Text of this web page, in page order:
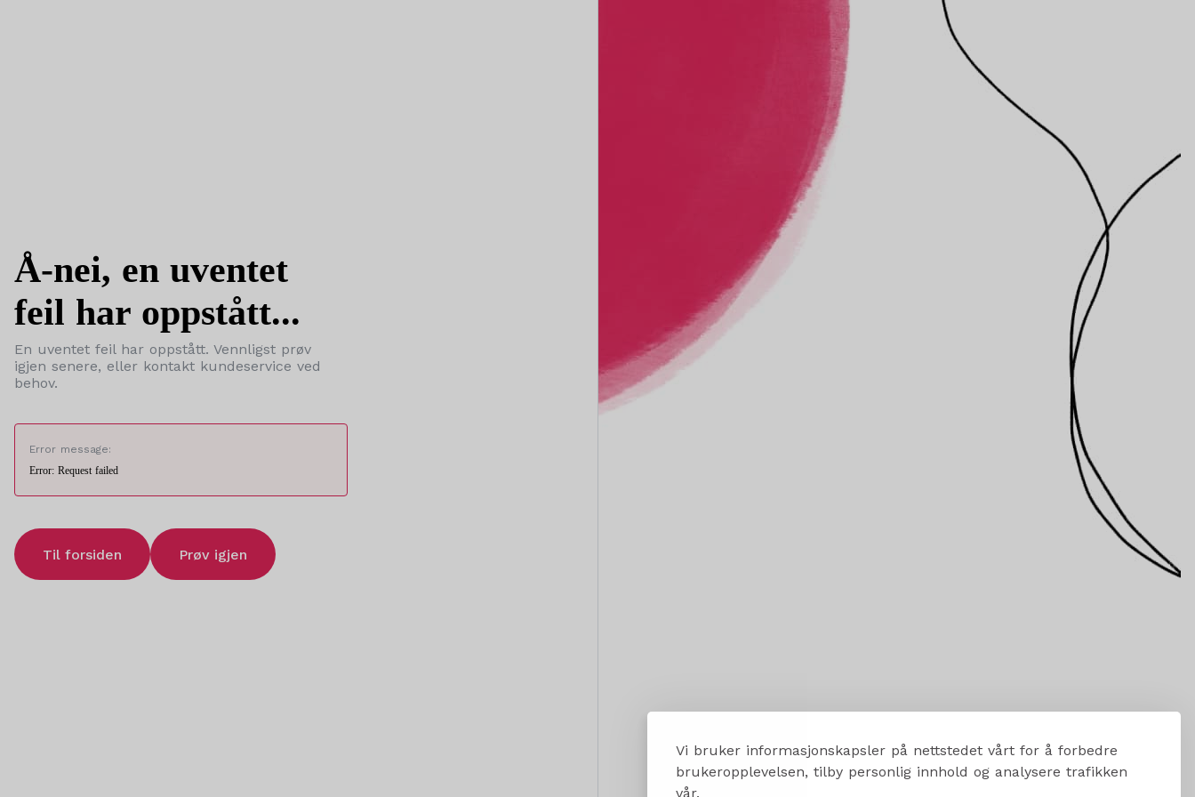
Vi bruker informasjonskapsler på nettstedet vårt for å forbedre
brukeropplevelsen, tilby personlig innhold og analysere trafikken
vår.
Å-nei, en uventet
feil har oppstått...
En uventet feil har oppstått. Vennligst prøv
igjen senere, eller kontakt kundeservice ved
behov.
Error message:
Error: Request failed
Til forsiden Prøv igjen